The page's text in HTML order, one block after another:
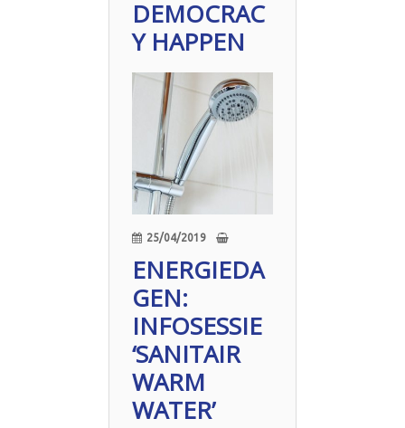
DEMOCRAC
Y HAPPEN
25/04/2019
ENERGIEDA
GEN:
INFOSESSIE
‘SANITAIR
WARM
WATER’